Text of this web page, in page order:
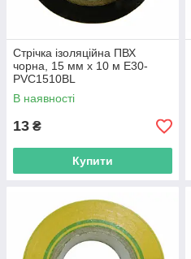
Стрічка ізоляційна ПВХ
чорна, 15 мм х 10 м E30-
PVC1510BL
В наявності
13 ₴
Купити